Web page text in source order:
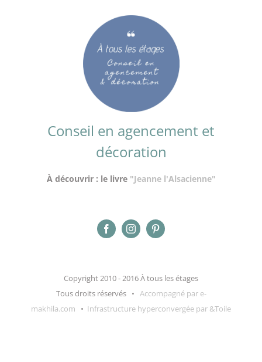
Conseil en agencement et
décoration
À découvrir : le livre "Jeanne l'Alsacienne"
Copyright 2010 - 2016 À tous les étages
Tous droits réservés • Accompagné par e-
makhila.com • Infrastructure hyperconvergée par &Toile